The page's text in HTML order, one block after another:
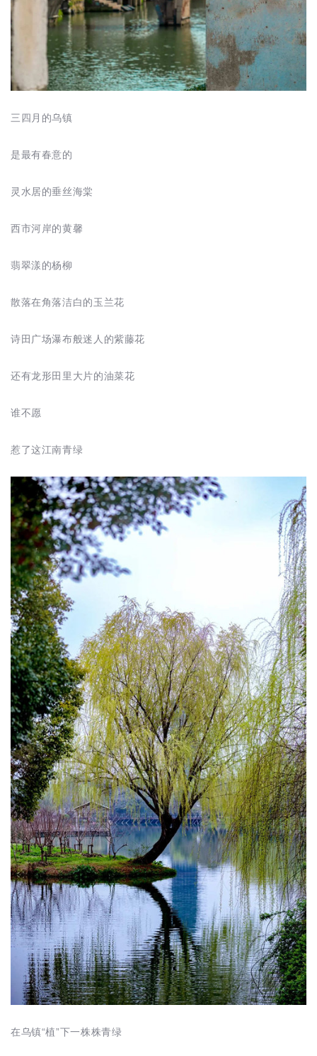
三四月的乌镇
是最有春意的
灵水居的垂丝海棠
西市河岸的黄馨
翡翠漾的杨柳
散落在角落洁白的玉兰花
诗田广场瀑布般迷人的紫藤花
还有龙形田里大片的油菜花
谁不愿
惹了这江南青绿
在乌镇“植”下一株株青绿